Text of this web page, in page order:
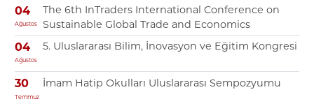
04
Ağustos
The 6th InTraders International Conference on
Sustainable Global Trade and Economics
04
Ağustos
5. Uluslararası Bilim, İnovasyon ve Eğitim Kongresi
30
Temmuz
İmam Hatip Okulları Uluslararası Sempozyumu